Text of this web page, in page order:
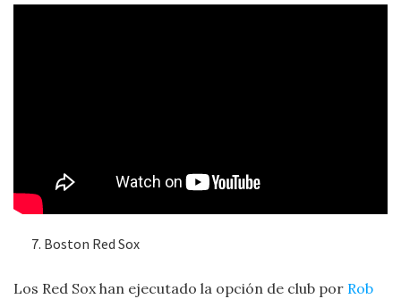
Boston Red Sox
Los Red Sox han ejecutado la opción de club por Rob